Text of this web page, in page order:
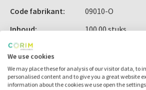
Code fabrikant:
09010-O
Inhoud:
100.00 stuks
Voorraad:
We use cookies
We may place these for analysis of our visitor data, to
personalised content and to give you a great website
information about the cookies we use open the